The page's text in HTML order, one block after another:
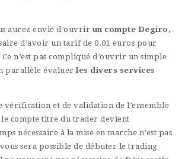
aurez envie d’ouvrir un compte Degiro,
d’avoir un tarif de 0.01 euros pour
n’est pas compliqué d’ouvrir un simple
parallèle évaluer les divers services
vérification et de validation de l’ensemble
compte titre du trader devient
nécessaire à la mise en marche n’est pas
sera possible de débuter le trading